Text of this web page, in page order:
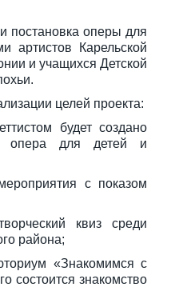
постановка оперы для
артистов Карельской
и учащихся Детской
целей проекта:
будет создано
опера для детей и
с показом
квиз среди
района;
«Знакомимся с
состоится знакомство